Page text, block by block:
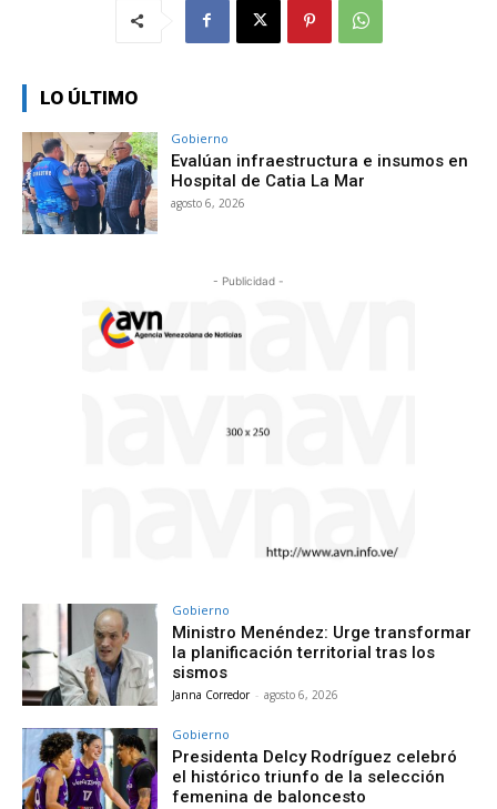
LO ÚLTIMO
Gobierno
Evalúan infraestructura e insumos en
Hospital de Catia La Mar
agosto 6, 2026
- Publicidad -
Gobierno
Ministro Menéndez: Urge transformar
la planificación territorial tras los
sismos
Janna Corredor - agosto 6, 2026
Gobierno
Presidenta Delcy Rodríguez celebró
el histórico triunfo de la selección
femenina de baloncesto